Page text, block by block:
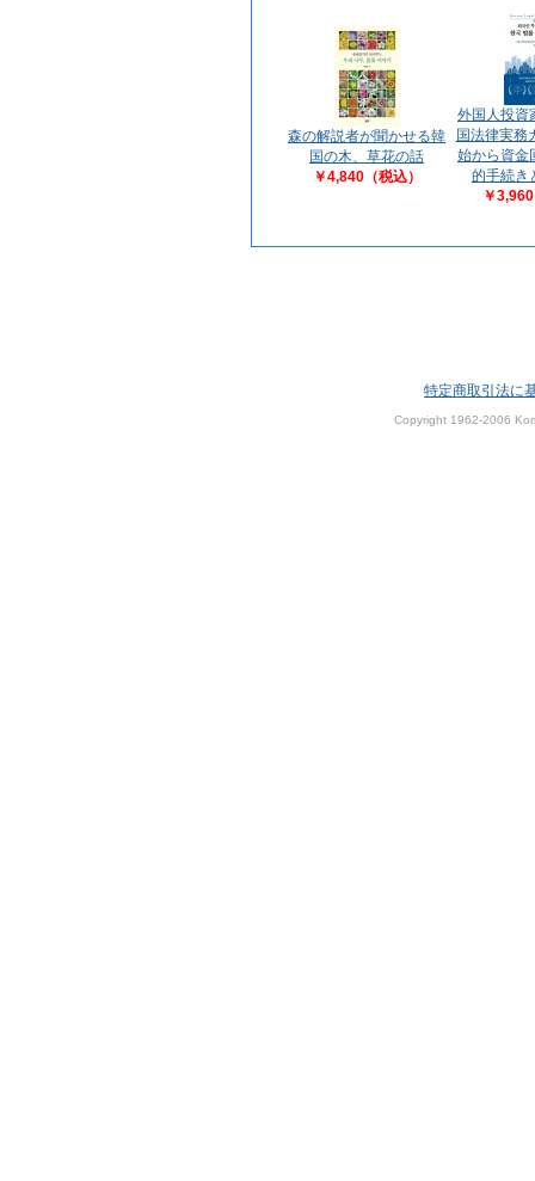
森の解説者が聞かせる韓
国の木、草花の話
￥4,840（税込）
外国人投資
国法律実務
始から資金
的手続き
￥
特定商取引法に
Copyright 1962-2006